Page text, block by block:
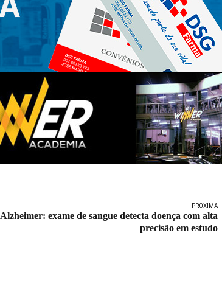
PRÓXIMA
Alzheimer: exame de sangue detecta doença com alta
precisão em estudo